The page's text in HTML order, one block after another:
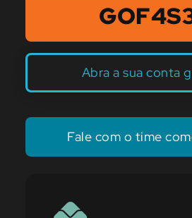
Fale com o time
Abra a sua conta